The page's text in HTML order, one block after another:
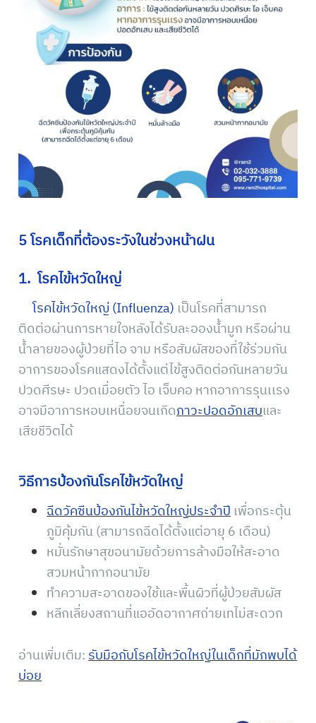
5 โรคเด็กที่ต้องระวังในช่วงหน้าฝน
1. โรคไข้หวัดใหญ่
โรคไข้หวัดใหญ่ (Influenza) เป็นโรคที่สามารถ
ติดต่อผ่านการหายใจหลังได้รับละอองน้ำมูก หรือผ่าน
น้ำลายของผู้ป่วยที่ไอ จาม หรือสัมผัสของที่ใช้ร่วมกัน
อาการของโรคแสดงได้ตั้งแต่ไข้สูงติดต่อกันหลายวัน
ปวดศีรษะ ปวดเมื่อยตัว ไอ เจ็บคอ หากอาการรุนเเรง
อาจมีอาการหอบเหนื่อยจนเกิดภาวะปอดอักเสบและ
เสียชีวิตได้
วิธีการป้องกันโรคไข้หวัดใหญ่
ฉีดวัคซีนป้องกันไข้หวัดใหญ่ประจำปีเพื่อกระตุ้น
ภูมิคุ้มกัน (สามารถฉีดได้ตั้งแต่อายุ 6 เดือน)
หมั่นรักษาสุขอนามัยด้วยการล้างมือให้สะอาด
สวมหน้ากากอนามัย
ทำความสะอาดของใช้และพื้นผิวที่ผู้ป่วยสัมผัส
หลีกเลี่ยงสถานที่แออัดอากาศถ่ายเทไม่สะดวก
อ่านเพิ่มเติม:รับมือกับโรคไข้หวัดใหญ่ในเด็กที่มักพบได้
บ่อย